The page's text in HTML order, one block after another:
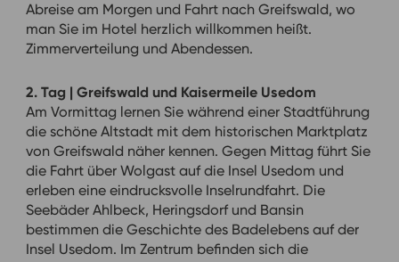
Abreise am Morgen und Fahrt nach Greifswald, wo
man Sie im Hotel herzlich willkommen heißt.
Zimmerverteilung und Abendessen.
2. Tag | Greifswald und Kaisermeile Usedom
Am Vormittag lernen Sie während einer Stadtführung
die schöne Altstadt mit dem historischen Marktplatz
von Greifswald näher kennen. Gegen Mittag führt Sie
die Fahrt über Wolgast auf die Insel Usedom und
erleben eine eindrucksvolle Inselrundfahrt. Die
Seebäder Ahlbeck, Heringsdorf und Bansin
bestimmen die Geschichte des Badelebens auf der
Insel Usedom. Im Zentrum befinden sich die